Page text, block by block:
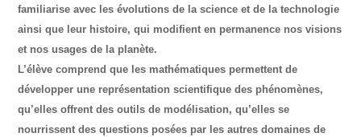
familiarise avec les évolutions de la science et de la technologie
ainsi que leur histoire, qui modifient en permanence nos visions
et nos usages de la planète.
L’élève comprend que les mathématiques permettent de
développer une représentation scientifique des phénomènes,
qu’elles offrent des outils de modélisation, qu’elles se
nourrissent des questions posées par les autres domaines de